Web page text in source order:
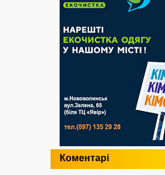
Коментарі